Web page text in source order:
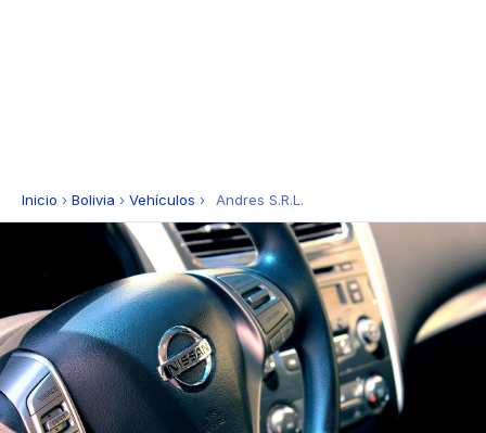
Inicio › Bolivia › Vehículos › Andres S.R.L.